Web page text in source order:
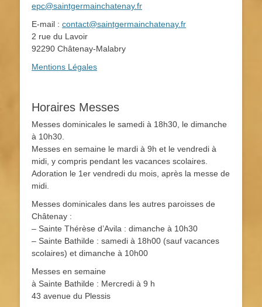
epc@saintgermainchatenay.fr
E-mail : contact@saintgermainchatenay.fr
2 rue du Lavoir
92290 Châtenay-Malabry
Mentions Légales
Horaires Messes
Messes dominicales le samedi à 18h30, le dimanche
à 10h30.
Messes en semaine le mardi à 9h et le vendredi à
midi, y compris pendant les vacances scolaires.
Adoration le 1er vendredi du mois, après la messe de
midi.
Messes dominicales dans les autres paroisses de
Châtenay :
– Sainte Thérèse d’Avila : dimanche à 10h30
– Sainte Bathilde : samedi à 18h00 (sauf vacances
scolaires) et dimanche à 10h00
Messes en semaine
à Sainte Bathilde : Mercredi à 9 h
43 avenue du Plessis